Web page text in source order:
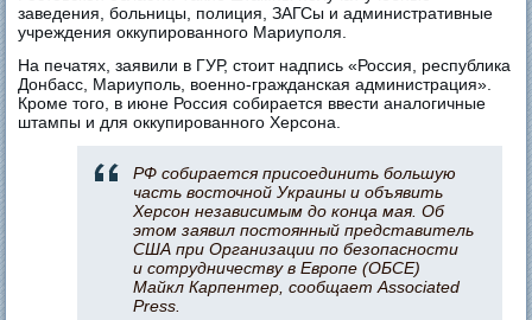
заведения, больницы, полиция, ЗАГСы и административные
учреждения оккупированного Мариуполя.
На печатях, заявили в ГУР, стоит надпись «Россия, республика
Донбасс, Мариуполь, военно-гражданская администрация».
Кроме того, в июне Россия собирается ввести аналогичные
штампы и для оккупированного Херсона.
РФ собирается присоединить большую
часть восточной Украины и объявить
Херсон независимым до конца мая. Об
этом заявил постоянный представитель
США при Организации по безопасности
и сотрудничеству в Европе (ОБСЕ)
Майкл Карпентер, сообщает Associated
Press.